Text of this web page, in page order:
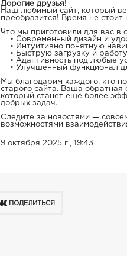
Дорогие друзья!
Наш любимый сайт, который
преобразится! Время не
Что мы приготовили для вас в
• Современный дизайн и
• Интуитивно понятную
• Быструю загрузку и
• Адаптивность под любые
• Улучшенный функционал
Мы благодарим каждого, кто
старого сайта. Ваша обратная
который станет ещё более
добрых задач.
Следите за новостями —
возможностями
9 октября 2025 г., 19:43
ПОДЕЛИТЬСЯ